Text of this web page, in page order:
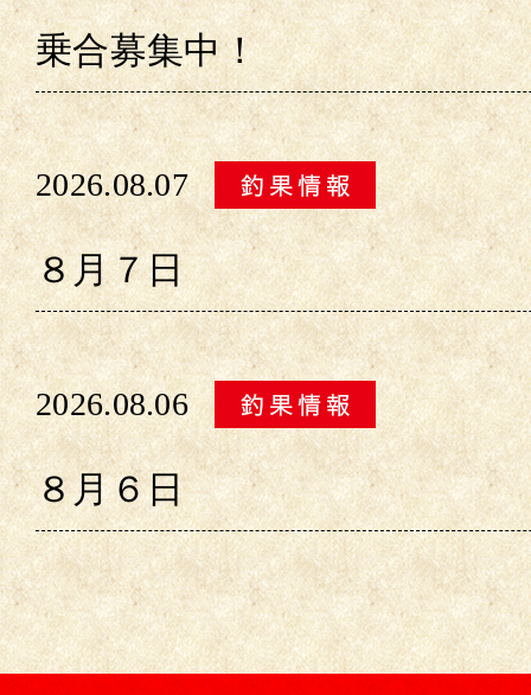
乗合募集中！
2026.08.07
８月７日
2026.08.06
８月６日